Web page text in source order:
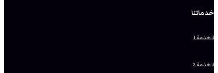
خدماتنا
الخدمة 1
الخدمة 2